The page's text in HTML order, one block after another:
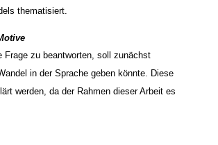
thematisiert.
Frage zu beantworten, soll zunächst
in der Sprache geben könnte. Diese
werden, da der Rahmen dieser Arbeit es